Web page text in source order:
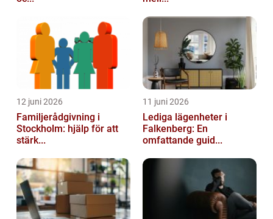
12 juni 2026
Familjerådgivning i
Stockholm: hjälp för att
stärk...
11 juni 2026
Lediga lägenheter i
Falkenberg: En
omfattande guid...